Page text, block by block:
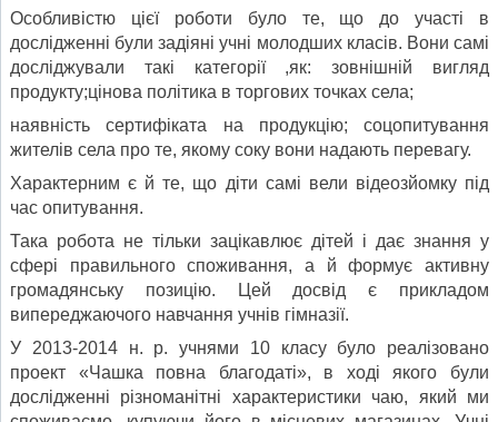
Особливістю цієї роботи було те, що до участі в
дослідженні були задіяні учні молодших класів. Вони самі
досліджували такі категорії ,як: зовнішній вигляд
продукту;цінова політика в торгових точках села;
наявність сертифіката на продукцію; соцопитування
жителів села про те, якому соку вони надають перевагу.
Характерним є й те, що діти самі вели відеозйомку під
час опитування.
Така робота не тільки зацікавлює дітей і дає знання у
сфері правильного споживання, а й формує активну
громадянську позицію. Цей досвід є прикладом
випереджаючого навчання учнів гімназії.
У 2013-2014 н. р. учнями 10 класу було реалізовано
проект «Чашка повна благодаті», в ході якого були
дослідженні різноманітні характеристики чаю, який ми